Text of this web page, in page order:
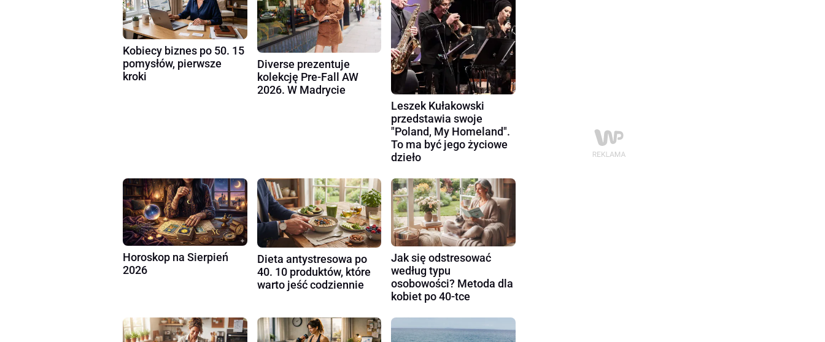
Kobiecy biznes po 50. 15
pomysłów, pierwsze
kroki
Diverse prezentuje
kolekcję Pre-Fall AW
2026. W Madrycie
Leszek Kułakowski
przedstawia swoje
"Poland, My Homeland".
To ma być jego życiowe
dzieło
Horoskop na Sierpień
2026
Dieta antystresowa po
40. 10 produktów, które
warto jeść codziennie
Jak się odstresować
według typu
osobowości? Metoda dla
kobiet po 40-tce